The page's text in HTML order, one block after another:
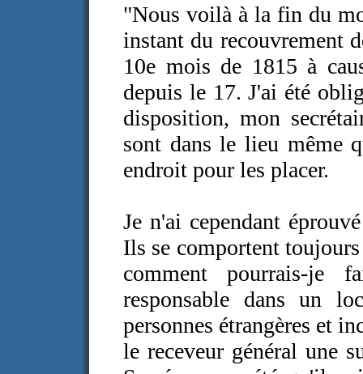
"Nous voilà à la fin du
instant du recouvrement
10e mois de 1815 à
depuis le 17. J'ai été
disposition, mon
sont dans le lieu même
endroit pour les placer.
Je n'ai cependant
Ils se comportent
comment pourrais-je
responsable dans un
personnes étrangères et
le receveur général une